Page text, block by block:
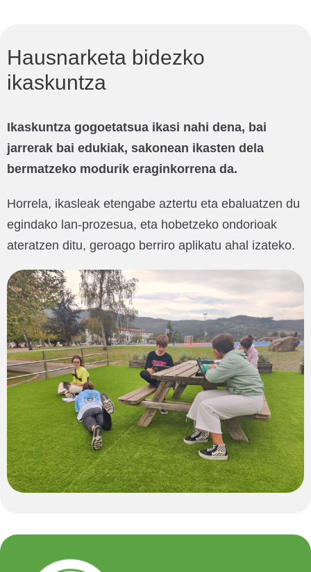
Hausnarketa bidezko
ikaskuntza
Ikaskuntza gogoetatsua ikasi nahi dena, bai
jarrerak bai edukiak, sakonean ikasten dela
bermatzeko modurik eraginkorrena da.
Horrela, ikasleak etengabe aztertu eta ebaluatzen du
egindako lan-prozesua, eta hobetzeko ondorioak
ateratzen ditu, geroago berriro aplikatu ahal izateko.